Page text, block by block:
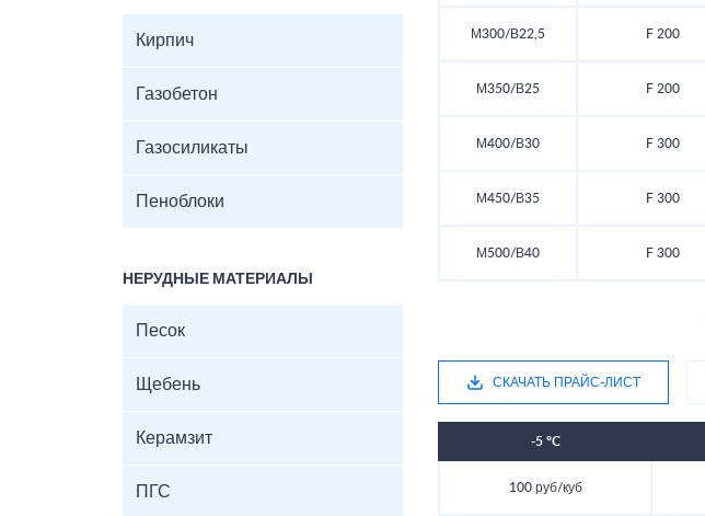
Кирпич
Газобетон
Газосиликаты
Пеноблоки
НЕРУДНЫЕ МАТЕРИАЛЫ
Песок
Щебень
Керамзит
ПГС
М300/В22,5 F 200
М350/В25 F 200
М400/В30 F 300
М450/В35 F 300
М500/В40 F 300
СКАЧАТЬ ПРАЙС-ЛИСТ
-5 °C
100 руб/куб